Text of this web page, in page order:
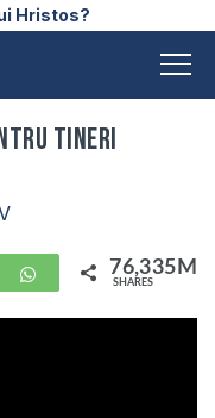
Hristos?
Tineri
WhatsApp76,335M
SHARES